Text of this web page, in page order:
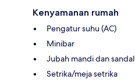
Kenyamanan rumah
Pengatur suhu (AC)
Minibar
Jubah mandi dan sandal
Setrika/meja setrika